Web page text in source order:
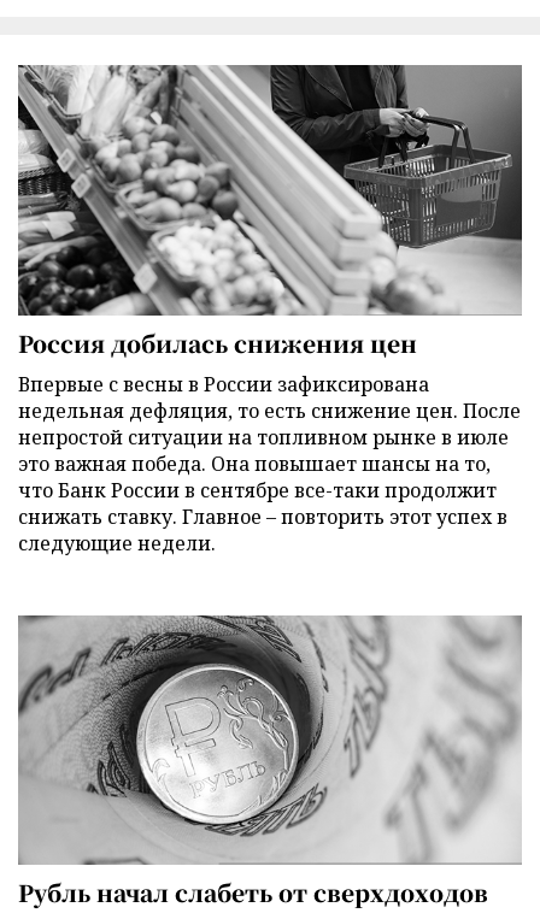
Россия добилась снижения цен
Впервые с весны в России зафиксирована
недельная дефляция, то есть снижение цен. После
непростой ситуации на топливном рынке в июле
это важная победа. Она повышает шансы на то,
что Банк России в сентябре все-таки продолжит
снижать ставку. Главное – повторить этот успех в
следующие недели.
Рубль начал слабеть от сверхдоходов